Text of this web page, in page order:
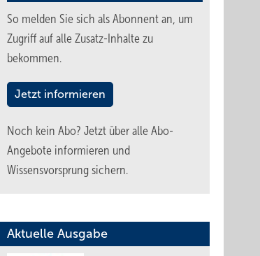
So melden Sie sich als Abonnent an, um
Zugriff auf alle Zusatz-Inhalte zu
bekommen.
Jetzt informieren
Noch kein Abo? Jetzt über alle Abo-
Angebote informieren und
Wissensvorsprung sichern.
Aktuelle Ausgabe